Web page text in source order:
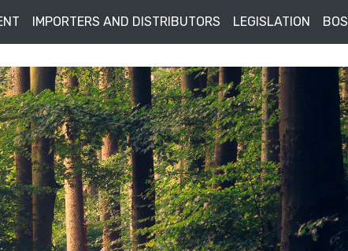
IMPORTERS AND DISTRIBUTORS LEGISLATION BOS